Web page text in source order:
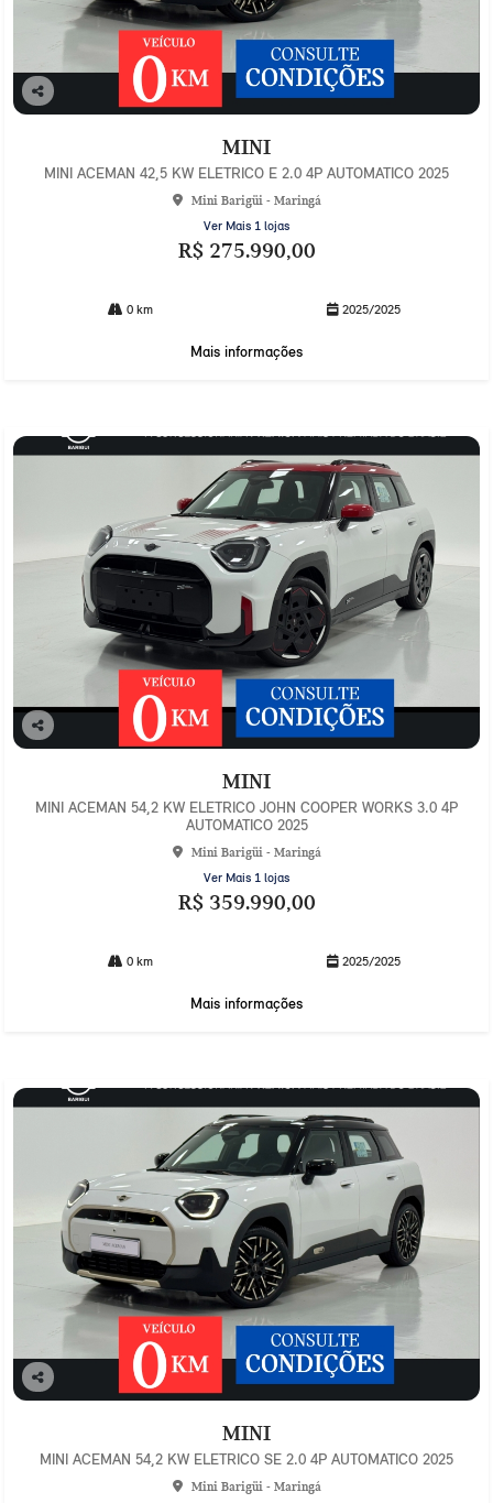
Co
lhe
MINI
MINI ACEMAN 42,5 KW ELETRICO E 2.0 4P AUTOMATICO 2025
Mini Barigüi - Maringá
Ver Mais 1 lojas
R$ 275.990,00
0 km 2025/2025
Mais informações
Co
lhe
MINI
MINI ACEMAN 54,2 KW ELETRICO JOHN COOPER WORKS 3.0 4P
AUTOMATICO 2025
Mini Barigüi - Maringá
Ver Mais 1 lojas
R$ 359.990,00
0 km 2025/2025
Mais informações
Co
lhe
MINI
MINI ACEMAN 54,2 KW ELETRICO SE 2.0 4P AUTOMATICO 2025
Mini Barigüi - Maringá